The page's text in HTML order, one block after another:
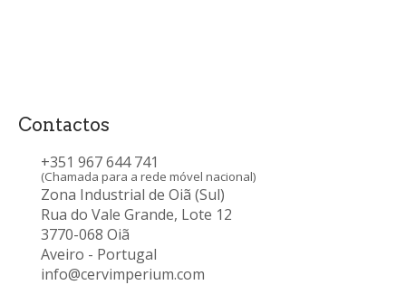
Contactos
+351 967 644 741
(Chamada para a rede móvel nacional)
Zona Industrial de Oiã (Sul)
Rua do Vale Grande, Lote 12
3770-068 Oiã
Aveiro - Portugal
info@cervimperium.com